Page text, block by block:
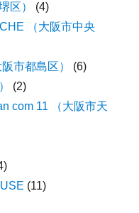
区）
(4)
（大阪市中央
市都島区）
(6)
(2)
com 11 （大阪市天
(11)